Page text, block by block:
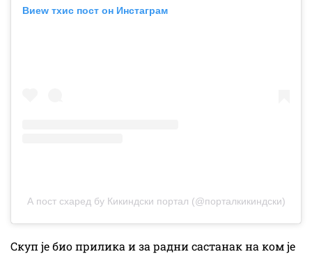
Виеw тхис пост он Инстаграм
А пост схаред бy Кикиндски портал (@порталкикиндски)
Скуп је био прилика и за радни састанак на ком је